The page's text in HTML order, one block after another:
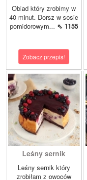
Obiad który zrobimy w
40 minut. Dorsz w sosie
pomidorowym... ⇖ 1155
Zobacz przepis!
Leśny sernik
Leśny sernik który
zrobiłam z owoców